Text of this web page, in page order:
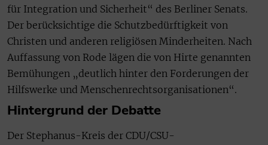
für Integration und Sicherheit“ des Berliner Senats.
Der berücksichtige die Schutzbedürftigkeit von
Christen und anderen religiösen Minderheiten. Nach
Auffassung von Rode lägen die von Hirte genannten
Bemühungen „deutlich hinter den Forderungen der
Hilfswerke und Menschenrechtsorganisationen“.
Hintergrund der Debatte
Der Stephanus-Kreis der CDU/CSU-